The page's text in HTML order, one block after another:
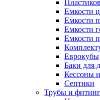
Емкости
Емкости
Емкости
Емкости
Еврокубы
Баки для
Кессоны
Септики
Трубы и